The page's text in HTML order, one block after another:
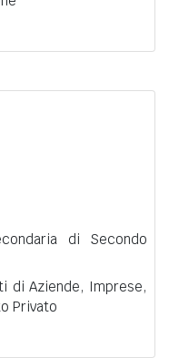
di Secondo
di Aziende, Imprese,
Privato